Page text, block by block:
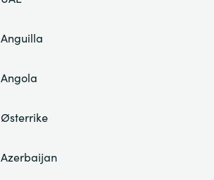
Anguilla
Angola
Østerrike
Azerbaijan